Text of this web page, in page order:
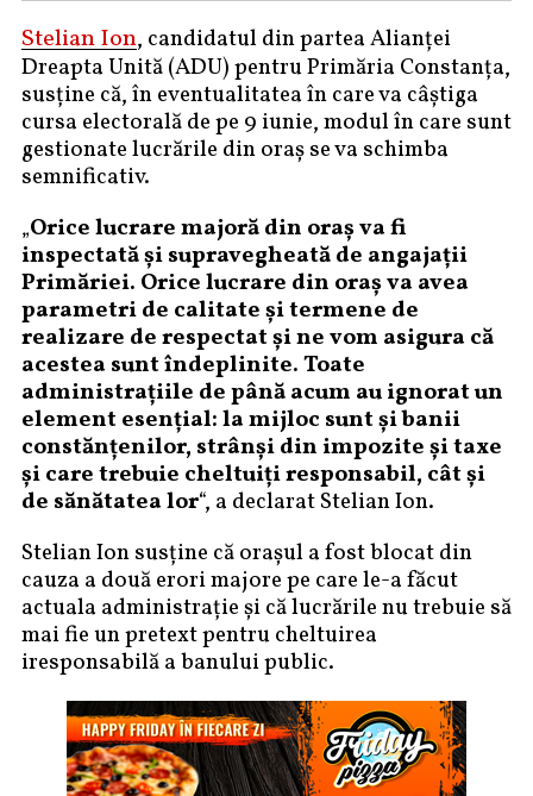
Stelian Ion, candidatul din partea Alianței
Dreapta Unită (ADU) pentru Primăria Constanța,
susține că, în eventualitatea în care va câștiga
cursa electorală de pe 9 iunie, modul în care sunt
gestionate lucrările din oraș se va schimba
semnificativ.
„Orice lucrare majoră din oraș va fi
inspectată și supravegheată de angajații
Primăriei. Orice lucrare din oraș va avea
parametri de calitate și termene de
realizare de respectat și ne vom asigura că
acestea sunt îndeplinite. Toate
administrațiile de până acum au ignorat un
element esențial: la mijloc sunt și banii
constănțenilor, strânși din impozite și taxe
și care trebuie cheltuiți responsabil, cât și
de sănătatea lor“, a declarat Stelian Ion.
Stelian Ion susține că orașul a fost blocat din
cauza a două erori majore pe care le-a făcut
actuala administrație și că lucrările nu trebuie să
mai fie un pretext pentru cheltuirea
iresponsabilă a banului public.